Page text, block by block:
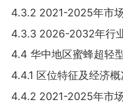
4.3.2 2021-2025年市
4.3.3 2026-2032年行
4.4 华中地区蜜蜂超轻
4.4.1 区位特征及经济概
4.4.2 2021-2025年市